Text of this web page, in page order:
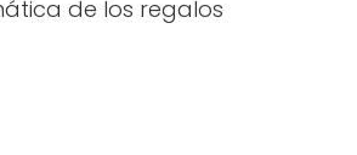
de los regalos